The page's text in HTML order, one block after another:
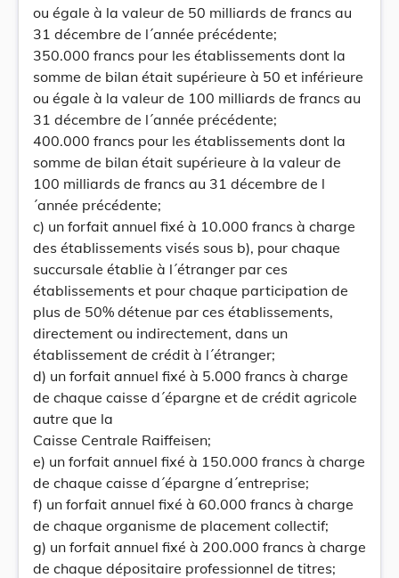
ou égale à la valeur de 50 milliards de francs au
31 décembre de l´année précédente;
350.000 francs pour les établissements dont la
somme de bilan était supérieure à 50 et inférieure
ou égale à la valeur de 100 milliards de francs au
31 décembre de l´année précédente;
400.000 francs pour les établissements dont la
somme de bilan était supérieure à la valeur de
100 milliards de francs au 31 décembre de l
´année précédente;
c) un forfait annuel fixé à 10.000 francs à charge
des établissements visés sous b), pour chaque
succursale établie à l´étranger par ces
établissements et pour chaque participation de
plus de 50% détenue par ces établissements,
directement ou indirectement, dans un
établissement de crédit à l´étranger;
d) un forfait annuel fixé à 5.000 francs à charge
de chaque caisse d´épargne et de crédit agricole
autre que la
Caisse Centrale Raiffeisen;
e) un forfait annuel fixé à 150.000 francs à charge
de chaque caisse d´épargne d´entreprise;
f) un forfait annuel fixé à 60.000 francs à charge
de chaque organisme de placement collectif;
g) un forfait annuel fixé à 200.000 francs à charge
de chaque dépositaire professionnel de titres;